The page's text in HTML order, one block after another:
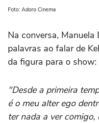
Foto: Adoro Cinema
Na conversa,
palavras ao falar de
da figura para o show:
"Desde a primeira
é o meu alter ego
ter nada a ver